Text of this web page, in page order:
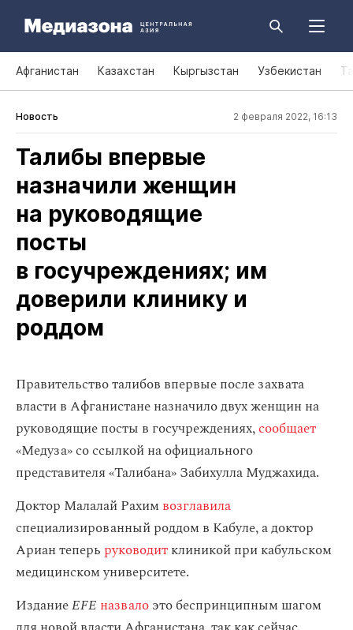
Афганистан Казахстан Кыргызстан Узбекистан
Новость 2 февраля 2022, 16:13
Талибы впервые
назначили женщин
на руководящие
посты
в госучреждениях; им
доверили клинику и
роддом
Правительство талибов впервые после захвата
власти в Афганистане назначило двух женщин на
руководящие посты в госучреждениях,сообщает
«Медуза» со ссылкой на официального
представителя «Талибана» Забихулла Муджахида.
Доктор Малалай Рахим возглавила
специализированный роддом в Кабуле, а доктор
Ариан теперь руководитклиникой при кабульском
медицинском университете.
ИзданиеEFE назвалоэто беспринципным шагом